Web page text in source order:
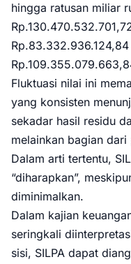
hingga ratusan miliar
Fluktuasi nilai ini
yang konsisten
sekadar hasil residu
melainkan bagian
Dalam arti tertentu,
“diharapkan”,
diminimalkan.
Dalam kajian
seringkali
sisi, SILPA dapat